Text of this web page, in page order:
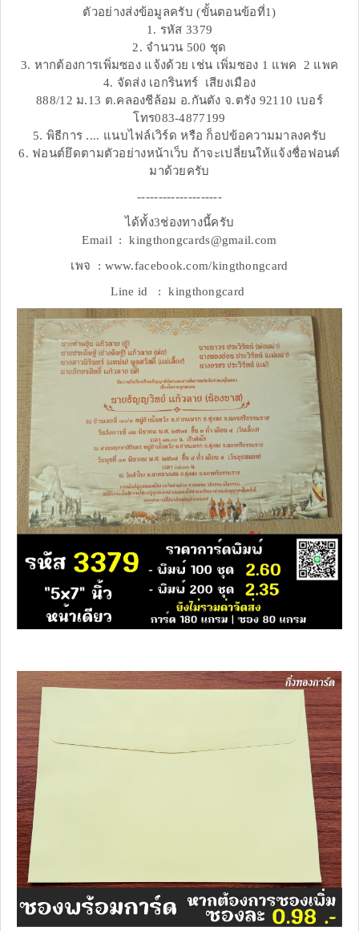
ตัวอย่างส่งข้อมูลครับ (ขั้นตอนข้อที่1)
1. รหัส 3379
2. จำนวน 500 ชุด
3. หากต้องการเพิ่มซอง แจ้งด้วย เช่น เพิ่มซอง 1 แพค 2 แพค
4. จัดส่ง เอกรินทร์ เสียงเมือง
888/12 ม.13 ต.คลองชีล้อม อ.กันตัง จ.ตรัง 92110 เบอร์
โทร083-4877199
5. พิธีการ .... แนบไฟล์เวิร์ด หรือ ก็อปข้อความมาลงครับ
6. ฟอนต์ยึดตามตัวอย่างหน้าเว็บ ถ้าจะเปลี่ยนให้แจ้งชื่อฟอนต์
มาด้วยครับ
--------------------
ได้ทั้ง3ช่องทางนี้ครับ
Email : kingthongcards@gmail.com
เพจ : www.facebook.com/kingthongcard
Line id : kingthongcard